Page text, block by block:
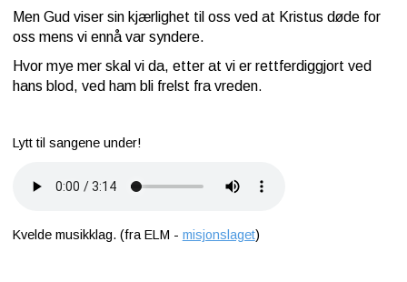
Men Gud viser sin kjærlighet til oss ved at Kristus døde for
oss mens vi ennå var syndere.
Hvor mye mer skal vi da, etter at vi er rettferdiggjort ved
hans blod, ved ham bli frelst fra vreden.
Lytt til sangene under!
Kvelde musikklag. (fra ELM - misjonslaget)